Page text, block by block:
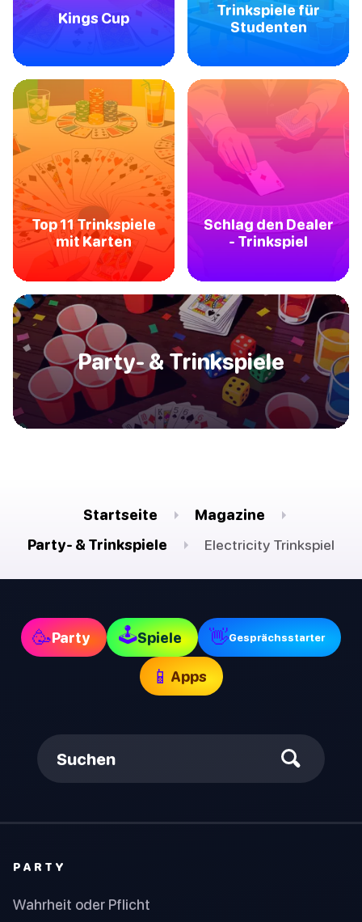
Kings Cup
Trinkspiele für
Studenten
Top 11 Trinkspiele
mit Karten
Schlag den Dealer
- Trinkspiel
Party- & Trinkspiele
Startseite
Magazine
Party- & Trinkspiele
Electricity Trinkspiel
🥳Party 🕹Spiele 👋Gesprächsstarter
📱 Apps
Suchen
PARTY
Wahrheit oder Pflicht